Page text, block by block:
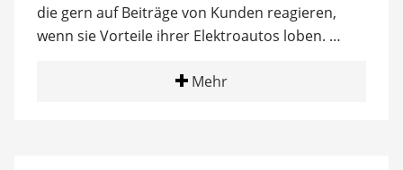
die gern auf Beiträge von Kunden reagieren,
wenn sie Vorteile ihrer Elektroautos loben. …
Mehr